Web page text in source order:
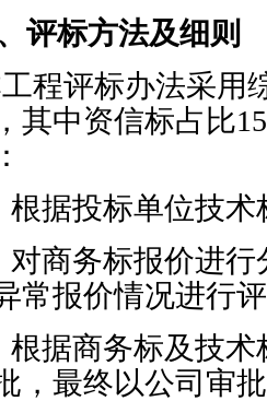
评标方法及细则
程评标办法采用
其中资信标占比
根据投标单位技
对商务标报价进
常报价情况进行
根据商务标及技
，最终以公司审